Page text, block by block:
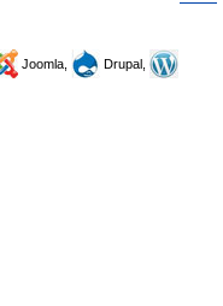
Joomla,
Drupal,